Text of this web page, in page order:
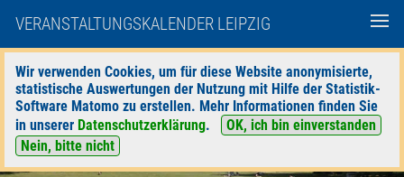
VERANSTALTUNGSKALENDER LEIPZIG
Wir verwenden Cookies, um für diese Website anonymisierte,
statistische Auswertungen der Nutzung mit Hilfe der Statistik-
Software Matomo zu erstellen. Mehr Informationen finden Sie
in unserer Datenschutzerklärung.
OK, ich bin einverstanden
Nein, bitte nicht